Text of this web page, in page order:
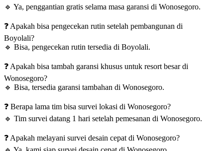
🔹 Ya, penggantian gratis selama masa garansi di Wonosegoro.
❓ Apakah bisa pengecekan rutin setelah pembangunan di
Boyolali?
🔹 Bisa, pengecekan rutin tersedia di Boyolali.
❓ Apakah bisa tambah garansi khusus untuk resort besar di
Wonosegoro?
🔹 Bisa, tersedia garansi tambahan di Wonosegoro.
❓ Berapa lama tim bisa survei lokasi di Wonosegoro?
🔹 Tim survei datang 1 hari setelah pemesanan di Wonosegoro.
❓ Apakah melayani survei desain cepat di Wonosegoro?